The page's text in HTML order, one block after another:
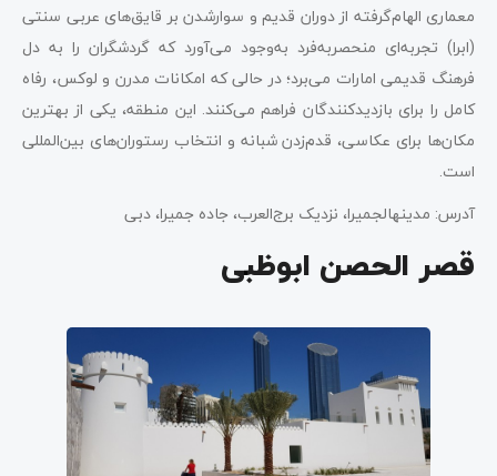
معماری الهام‌گرفته از دوران قدیم و سوارشدن بر قایق‌های عربی سنتی
(ابرا) تجربه‌ای منحصر‌به‌فرد به‌وجود می‌آورد که گردشگران را به دل
فرهنگ قدیمی امارات می‌برد؛ در حالی که امکانات مدرن و لوکس، رفاه
کامل را برای بازدیدکنندگان فراهم می‌کنند. این منطقه، یکی از بهترین
مکان‌ها برای عکاسی، قدم‌زدن شبانه و انتخاب رستوران‌های بین‌المللی
است.
آدرس: مدینهالجمیرا، نزدیک برج‌العرب، جاده جمیرا، دبی
قصر الحصن ابوظبی